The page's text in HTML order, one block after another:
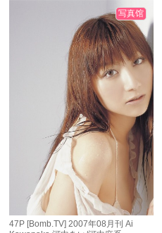
47P [Bomb.TV] 2007年08月刊 Ai
写真馆